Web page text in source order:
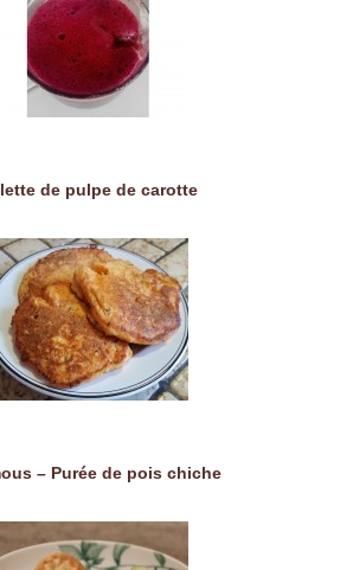
de pulpe de carotte
– Purée de pois chiche